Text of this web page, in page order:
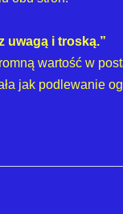
uwagą i troską.”
wartość w
jak podlewanie